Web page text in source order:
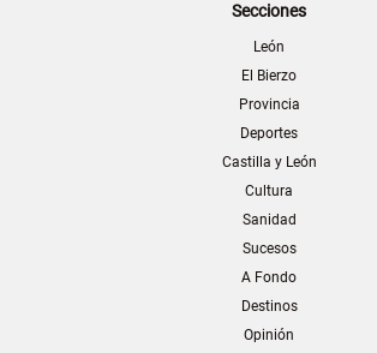
Secciones
León
El Bierzo
Provincia
Deportes
Castilla y León
Cultura
Sanidad
Sucesos
A Fondo
Destinos
Opinión